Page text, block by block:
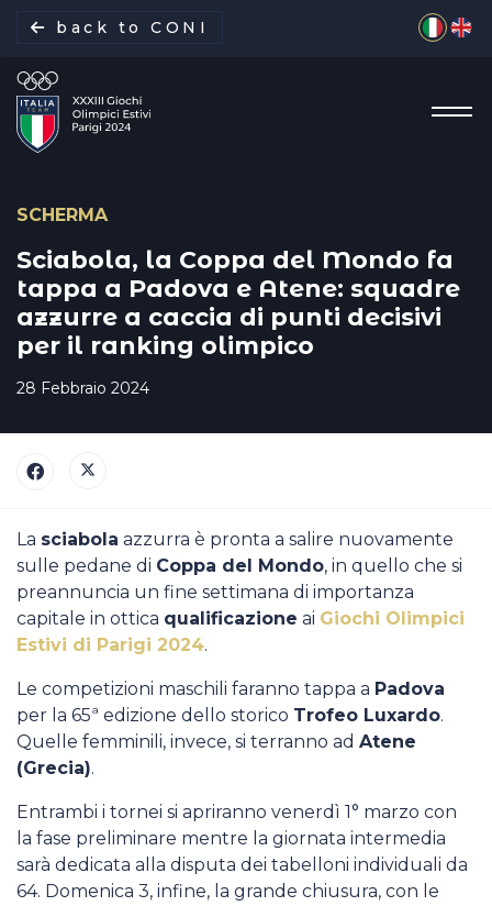
back to CONI
La missione
Italia Team
Discipline
News
Media
SCHERMA
Sciabola, la Coppa del Mondo fa
tappa a Padova e Atene: squadre
azzurre a caccia di punti decisivi
per il ranking olimpico
28 Febbraio 2024
La sciabola azzurra è pronta a salire nuovamente
sulle pedane di Coppa del Mondo, in quello che si
preannuncia un fine settimana di importanza
capitale in ottica qualificazione ai Giochi Olimpici
Estivi di Parigi 2024.
Le competizioni maschili faranno tappa a Padova
per la 65ª edizione dello storico Trofeo Luxardo.
Quelle femminili, invece, si terranno ad Atene
(Grecia).
Entrambi i tornei si apriranno venerdì 1° marzo con
la fase preliminare mentre la giornata intermedia
sarà dedicata alla disputa dei tabelloni individuali da
64. Domenica 3, infine, la grande chiusura, con le